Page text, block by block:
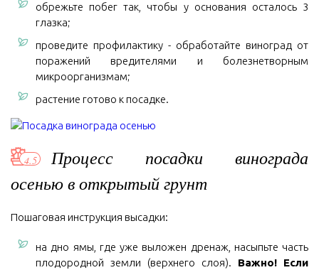
обрежьте побег так, чтобы у основания осталось 3
глазка;
проведите профилактику - обработайте виноград от
поражений вредителями и болезнетворным
микроорганизмам;
растение готово к посадке.
Процесс посадки винограда
осенью в открытый грунт
Пошаговая инструкция высадки:
на дно ямы, где уже выложен дренаж, насыпьте часть
плодородной земли (верхнего слоя). Важно! Если